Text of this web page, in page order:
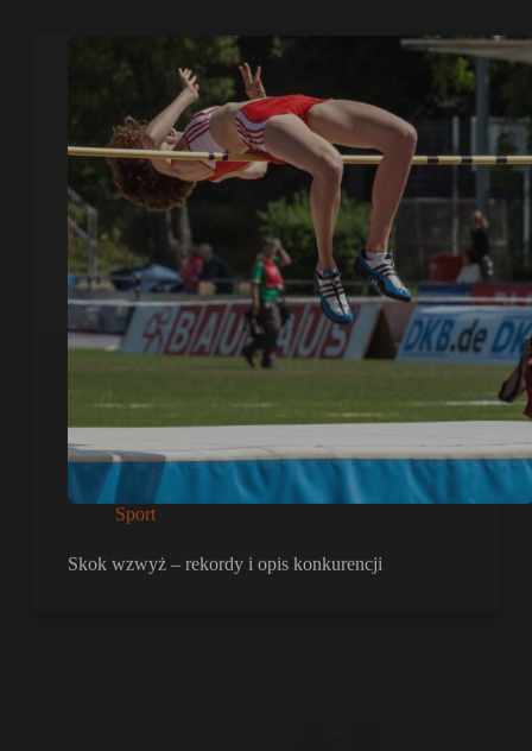
Sport
Skok wzwyż – rekordy i opis konkurencji